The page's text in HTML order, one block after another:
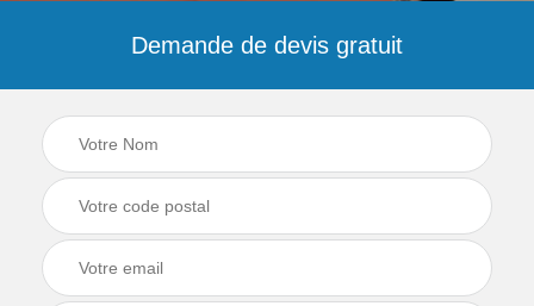
Demande de devis gratuit